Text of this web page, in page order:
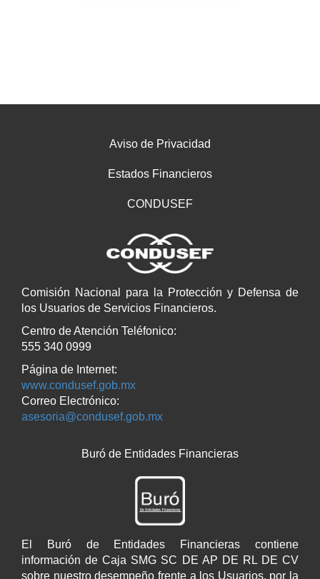
Aviso de Privacidad
Estados Financieros
CONDUSEF
Comisión Nacional para la Protección y Defensa de
los Usuarios de Servicios Financieros.
Centro de Atención Teléfonico:
555 340 0999
Página de Internet:
www.condusef.gob.mx
Correo Electrónico:
asesoria@condusef.gob.mx
Buró de Entidades Financieras
El Buró de Entidades Financieras contiene
información de Caja SMG SC DE AP DE RL DE CV
sobre nuestro desempeño frente a los Usuarios, por la